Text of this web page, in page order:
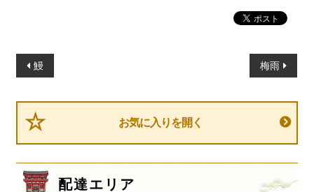
投
稿
ナ
ビ
ゲ
ー
シ
鰻 梅雨
お気に入りを開く
配達エリア